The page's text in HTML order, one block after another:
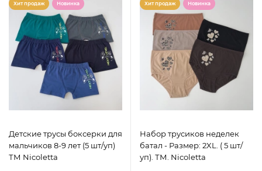
Хит продаж Новинка
Детские трусы боксерки для
мальчиков 8-9 лет (5 шт/уп)
ТМ Nicoletta
Хит продаж Новинка
Набор трусиков неделек
батал - Размер: 2XL. ( 5 шт/
уп). ТМ. Nicoletta